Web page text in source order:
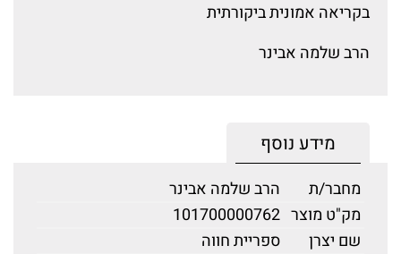
בקריאה אמונית ביקורתית
הרב שלמה אבינר
מידע נוסף
מחבר/ת
הרב שלמה אבינר
מק"ט מוצר 101700000762
שם יצרן
ספריית חווה